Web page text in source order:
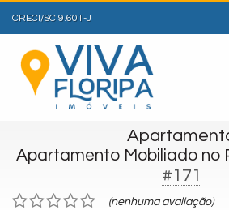
CRECI/SC 9.601-J
Apartamento Mobiliado no
#171
(nenhuma avaliação)